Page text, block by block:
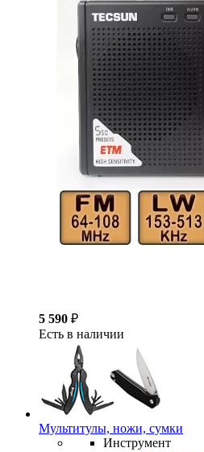
5 590 ₽
Есть в наличии
Мультитулы, ножи, сумки
Инструмент